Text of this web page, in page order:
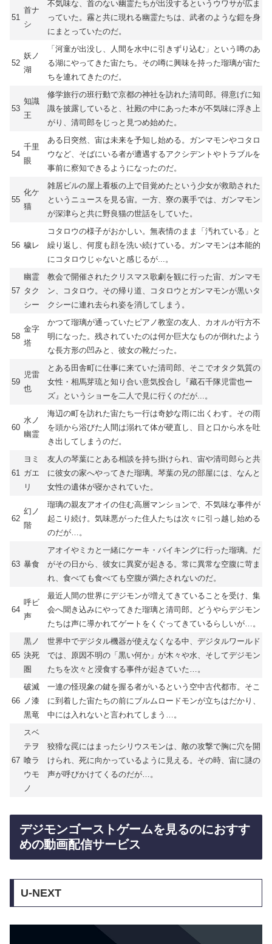
51
首ナ
シ
不気味な、首のない幽霊たちが出没するというウワサが広ま
っていた。霧と共に現れる幽霊たちは、武者のような鎧を身
にまとっていたのだ。
52
妖ノ
湖
「河童が出没し、人間を水中に引きずり込む」という噂のあ
る湖にやってきた宙たち。その噂に興味を持った瑠璃が宙た
ちを連れてきたのだ。
53
知識
王
修学旅行の班行動で京都の神社を訪れた清司郎。得意げに知
識を披露していると、社殿の中にあった本が不気味に浮き上
がり、清司郎をじっと見つめ始めた。
54
千里
眼
ある日突然、宙は未来を予知し始める。ガンマモンやコタロ
ウなど、そばにいる者が遭遇するアクシデントやトラブルを
事前に察知できるようになったのだ。
55
化ケ
猫
雑居ビルの屋上看板の上で目覚めたという少女が救助された
というニュースを見る宙。一方、寮の裏手では、ガンマモン
が深津らと共に野良猫の世話をしていた。
56 穢レ
コタロウの様子がおかしい。無表情のまま「汚れている」と
繰り返し、何度も顔を洗い続けている。ガンマモンは本能的
にコタロウじゃないと感じるが...。
57
幽霊
タク
シー
教会で開催されたクリスマス歌劇を観に行った宙、ガンマモ
ン、コタロウ。その帰り道、コタロウとガンマモンが黒いタ
クシーに連れ去られ姿を消してしまう。
58
金字
塔
かつて瑠璃が通っていたピアノ教室の友人、カオルが行方不
明になった。残されていたのは何か巨大なものが倒れたよう
な長方形の凹みと、彼女の靴だった。
59
児雷
也
とある田舎町に仕事に来ていた清司郎、そこでオタク気質の
女性・相馬芽琉と知り合い意気投合し『藏石千隊児雷也ー
ズ』というショーを二人で見に行くのだが...。
60
水ノ
幽霊
海辺の町を訪れた宙たち一行は奇妙な雨に出くわす。その雨
を頭から浴びた人間は溺れて体が硬直し、目と口から水を吐
き出してしまうのだ。
61
ヨミ
ガエ
リ
友人の琴葉にとある相談を持ち掛けられ、宙や清司郎らと共
に彼女の家へやってきた瑠璃。琴葉の兄の部屋には、なんと
女性の遺体が寝かされていた。
62
幻ノ
階
瑠璃の親友アオイの住む高層マンションで、不気味な事件が
起こり続け。気味悪がった住人たちは次々に引っ越し始める
のだが…。
63 暴食
アオイやミカと一緒にケーキ・バイキングに行った瑠璃。だ
がその日から、彼女に異変が起きる。常に異常な空腹に苛ま
れ、食べても食べても空腹が満たされないのだ。
64
呼ビ
声
最近人間の世界にデジモンが増えてきていることを受け、集
会へ聞き込みにやってきた瑠璃と清司郎。どうやらデジモン
たちは声に導かれてゲートをくぐってきているらしいが…。
65
黒ノ
決死
圏
世界中でデジタル機器が使えなくなる中、デジタルワールド
では、原因不明の「黒い何か」が木々や水、そしてデジモン
たちを次々と浸食する事件が起きていた…。
66
破滅
ノ漆
黒竜
一連の怪現象の鍵を握る者がいるという空中古代都市。そこ
に到着した宙たちの前にブルムロードモンが立ちはだかり、
中には入れないと言われてしまう…。
67
スベ
テヲ
喰ラ
ウモ
ノ
狡猾な罠にはまったシリウスモンは、敵の攻撃で胸に穴を開
けられ、死に向かっているように見える。その時、宙に謎の
声が呼びかけてくるのだが…。
デジモンゴーストゲームを見るのにおすす
めの動画配信サービス
U-NEXT